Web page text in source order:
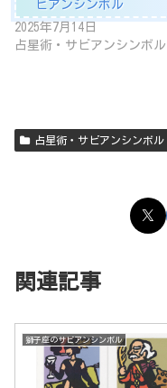
ビアンシンボル
2025年7月14日
占星術・サビアンシンボル
占星術・サビアンシンボル
関連記事
獅子座のサビアンシンボル